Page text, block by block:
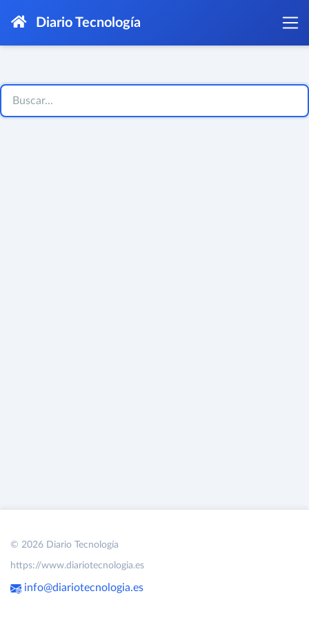
Diario Tecnología
© 2026 Diario Tecnología
https://www.diariotecnologia.es
info@diariotecnologia.es